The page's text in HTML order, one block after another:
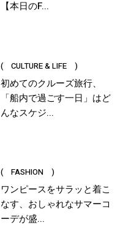
【本日のF...
( CULTURE & LIFE )
初めてのクルーズ旅行、
「船内で過ごす一日」はど
んなスケジ...
( FASHION )
ワンピースをサラッと着こ
なす、おしゃれなサマーコ
ーデが盛...